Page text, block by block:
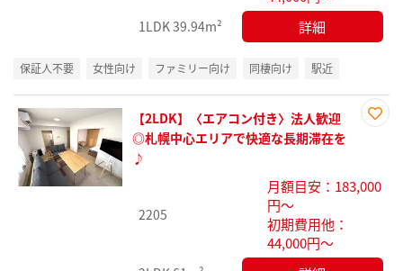
1LDK39.94m² 詳細
保証人不要 女性向け ファミリー向け 同棲向け 駅近
録
【2LDK】〈エアコン付き〉法人歓迎
◎札幌中心エリアで快適な長期滞在を
♪
2205
月額目安：183,000
円～
初期費用他：
44,000円～